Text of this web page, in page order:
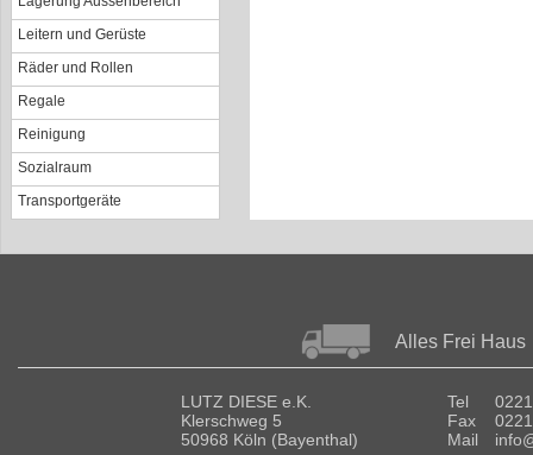
Leitern und Gerüste
Räder und Rollen
Regale
Reinigung
Sozialraum
Transportgeräte
Alles Frei Haus
LUTZ DIESE e.K.
Klerschweg 5
50968 Köln (Bayenthal)
Tel
Fax
Mail